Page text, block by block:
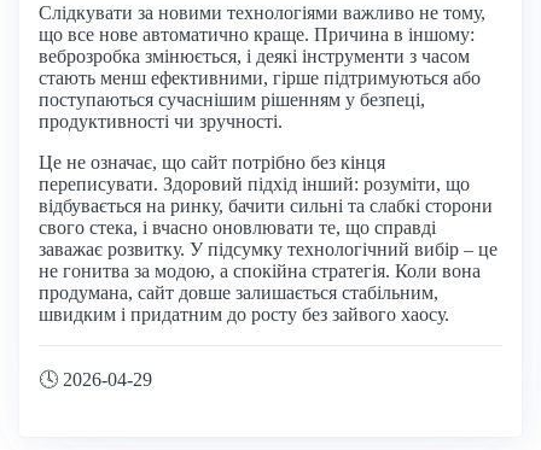
Слідкувати за новими технологіями важливо не тому,
що все нове автоматично краще. Причина в іншому:
веброзробка змінюється, і деякі інструменти з часом
стають менш ефективними, гірше підтримуються або
поступаються сучаснішим рішенням у безпеці,
продуктивності чи зручності.
Це не означає, що сайт потрібно без кінця
переписувати. Здоровий підхід інший: розуміти, що
відбувається на ринку, бачити сильні та слабкі сторони
свого стека, і вчасно оновлювати те, що справді
заважає розвитку. У підсумку технологічний вибір – це
не гонитва за модою, а спокійна стратегія. Коли вона
продумана, сайт довше залишається стабільним,
швидким і придатним до росту без зайвого хаосу.
🕓 2026-04-29